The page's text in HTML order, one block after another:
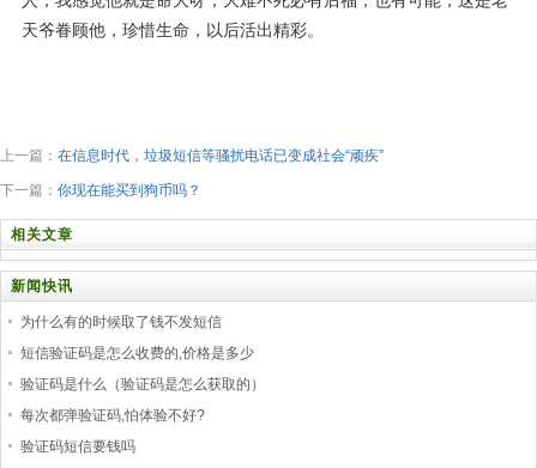
天爷眷顾他，珍惜生命，以后活出精彩。
上一篇： 在信息时代，垃圾短信等骚扰电话已变成社会“顽疾”
下一篇： 你现在能买到狗币吗？
相关文章
新闻快讯
为什么有的时候取了钱不发短信
短信验证码是怎么收费的,价格是多少
验证码是什么（验证码是怎么获取的）
每次都弹验证码,怕体验不好?
验证码短信要钱吗